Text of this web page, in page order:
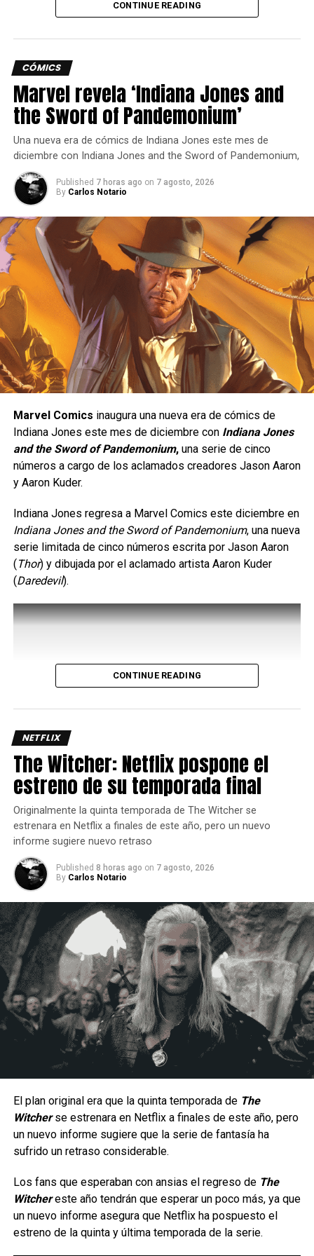
Limit Zero Breakers es un RPG de acción en tiempo real
con una deslumbrante estética anime, desarrollado por
VIC Game Studios y publicado por NCSOFT.
El juego invita a los jugadores a explorar las islas flotantes
de Seraphia como “Breakers”, un equipo de aventureros
que viaja a bordo de la aeronave Weaverwhale.
La premisa se centra en la búsqueda de los Archivos de
los Dioses, un depósito mítico capaz de conceder
cualquier deseo.
El gameplay promete combates estilizados y
emocionantes cacerías de jefes en mazmorras antiguas,
con un sistema que enfatiza las reacciones elementales y
el co-op para tres jugadores.
Siguenos en todas nuestrasredes socialespara estar
enterado de lo más atractivo del mundo geek, además
suscríbete a nuestro canal deYoutubeypodcast
comments
RELATED TOPICS: ANIME EVENTO
GAMING
LIMIT ZERO BREAKERS
Little Nightmares III | Reseña sin spoilers
Una peleadora de presión constante.
Yasmine está diseñada para quienes disfrutan de un
estilo de juego ofensivo;se trata de un personaje de
tiporushdown, cuyo objetivo es mantenerse cerca del
rival para presionarlo de manera constante y obligarlo a
cometer errores. Su estilo de combate está inspirado en
Eskrima
, un arte marcial filipino, e incorpora el uso de
un
, además de una gran movilidad, ataques
rápidos y múltiples opciones para extender combos.
Uno de los aspectos más interesantes de su kit es el
largas y con mayor daño, así que administrar
provecho del personaje ya que requiere de dos barras de
energía.
Un estilo arriesgado y difícil de dominar.
Al ser una peleadora cuyo estilo de juego se enfoca en la
constante presión a corta distancia, la hace un personaje
con una jugabilidad muy arriesgada ya que por lo mismo no
hay margen para errores, puesto que una combo fallido
significa una ventana muy corta para recuperarse antes de
que el oponente contraataque; aunque en manos
experimentadas puede generar una presión constante
gracias a su velocidad, movilidad y capacidad para alternar
CONTINUE READING
CÓMICS
Marvel revela ‘Indiana Jones and
the Sword of Pandemonium’
Una nueva era de cómics de Indiana Jones este mes de
diciembre con Indiana Jones and the Sword of Pandemonium,
Published 7 horas ago on 7 agosto, 2026
By Carlos Notario
Marvel Comics inaugura una nueva era de cómics de
Indiana Jones este mes de diciembre con Indiana Jones
and the Sword of Pandemonium,una serie de cinco
números a cargo de los aclamados creadores Jason Aaron
y Aaron Kuder.
Indiana Jones regresa a Marvel Comics este diciembre en
Indiana Jones and the Sword of Pandemonium, una nueva
serie limitada de cinco números escrita por Jason Aaron
(Thor) y dibujada por el aclamado artista Aaron Kuder
(Daredevil).
La serie da inicio a una etapa totalmente nueva de
aventuras en cómic para el icónico arqueólogo,
ambientada en la época de las películas originales que
Tras los sucesos deEn busca del arca perdida, los
villanos más infames de Indy —incluido el improbable
regreso de un archienemigo— buscan una nueva y
CONTINUE READING
NETFLIX
The Witcher: Netflix pospone el
estreno de su temporada final
Originalmente la quinta temporada de The Witcher se
estrenara en Netflix a finales de este año, pero un nuevo
informe sugiere nuevo retraso
Published 8 horas ago on 7 agosto, 2026
By Carlos Notario
El plan original era que la quinta temporada de The
Witcher se estrenara en Netflix a finales de este año, pero
un nuevo informe sugiere que la serie de fantasía ha
sufrido un retraso considerable.
Los fans que esperaban con ansias el regreso de The
Witcher este año tendrán que esperar un poco más, ya que
un nuevo informe asegura que Netflix ha pospuesto el
estreno de la quinta y última temporada de la serie.